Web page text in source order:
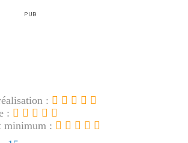
sont tendres et savoureux.
:
:
minimum :